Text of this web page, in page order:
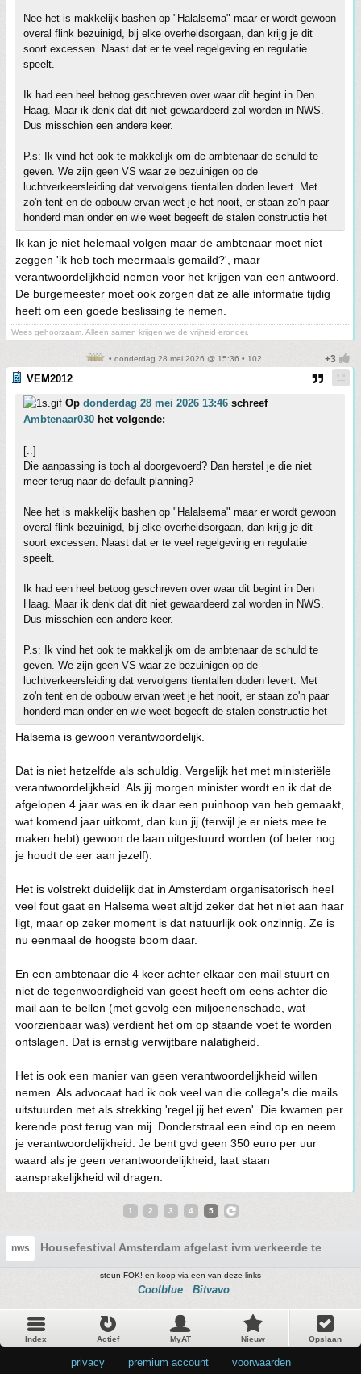
Nee het is makkelijk bashen op "Halalsema" maar er wordt gewoon
overal flink bezuinigd, bij elke overheidsorgaan, dan krijg je dit
soort excessen. Naast dat er te veel regelgeving en regulatie
speelt.
Ik had een heel betoog geschreven over waar dit begint in Den
Haag. Maar ik denk dat dit niet gewaardeerd zal worden in NWS.
Dus misschien een andere keer.
P.s: Ik vind het ook te makkelijk om de ambtenaar de schuld te
geven. We zijn geen VS waar ze bezuinigen op de
luchtverkeersleiding dat vervolgens tientallen doden levert. Met
zo'n tent en de opbouw ervan weet je het nooit, er staan zo'n paar
honderd man onder en wie weet begeeft de stalen constructie het
Ik kan je niet helemaal volgen maar de ambtenaar moet niet
zeggen 'ik heb toch meermaals gemaild?', maar
verantwoordelijkheid nemen voor het krijgen van een antwoord.
De burgemeester moet ook zorgen dat ze alle informatie tijdig
heeft om een goede beslissing te nemen.
Wees gehoorzaam. Alleen samen krijgen we de vrijheid eronder.
• donderdag 28 mei 2026 @ 15:36 • 102
VEM2012
Op donderdag 28 mei 2026 13:46 schreef
Ambtenaar030 het volgende:
[..]
Die aanpassing is toch al doorgevoerd? Dan herstel je die niet
meer terug naar de default planning?
Nee het is makkelijk bashen op "Halalsema" maar er wordt gewoon
overal flink bezuinigd, bij elke overheidsorgaan, dan krijg je dit
soort excessen. Naast dat er te veel regelgeving en regulatie
speelt.
Ik had een heel betoog geschreven over waar dit begint in Den
Haag. Maar ik denk dat dit niet gewaardeerd zal worden in NWS.
Dus misschien een andere keer.
P.s: Ik vind het ook te makkelijk om de ambtenaar de schuld te
geven. We zijn geen VS waar ze bezuinigen op de
luchtverkeersleiding dat vervolgens tientallen doden levert. Met
zo'n tent en de opbouw ervan weet je het nooit, er staan zo'n paar
honderd man onder en wie weet begeeft de stalen constructie het
Halsema is gewoon verantwoordelijk.
Dat is niet hetzelfde als schuldig. Vergelijk het met ministeriële
verantwoordelijkheid. Als jij morgen minister wordt en ik dat de
afgelopen 4 jaar was en ik daar een puinhoop van heb gemaakt,
wat komend jaar uitkomt, dan kun jij (terwijl je er niets mee te
maken hebt) gewoon de laan uitgestuurd worden (of beter nog:
je houdt de eer aan jezelf).
Het is volstrekt duidelijk dat in Amsterdam organisatorisch heel
veel fout gaat en Halsema weet altijd zeker dat het niet aan haar
ligt, maar op zeker moment is dat natuurlijk ook onzinnig. Ze is
nu eenmaal de hoogste boom daar.
En een ambtenaar die 4 keer achter elkaar een mail stuurt en
niet de tegenwoordigheid van geest heeft om eens achter die
mail aan te bellen (met gevolg een miljoenenschade, wat
voorzienbaar was) verdient het om op staande voet te worden
ontslagen. Dat is ernstig verwijtbare nalatigheid.
Het is ook een manier van geen verantwoordelijkheid willen
nemen. Als advocaat had ik ook veel van die collega's die mails
uitstuurden met als strekking 'regel jij het even'. Die kwamen per
kerende post terug van mij. Donderstraal een eind op en neem
je verantwoordelijkheid. Je bent gvd geen 350 euro per uur
waard als je geen verantwoordelijkheid, laat staan
aansprakelijkheid wil dragen.
1 2 3 4 5
nws Housefestival Amsterdam afgelast ivm verkeerde tent
steun FOK! en koop via een van deze links
Coolblue Bitvavo
Index Actief MyAT Nieuw Opslaan
privacy premium account voorwaarden